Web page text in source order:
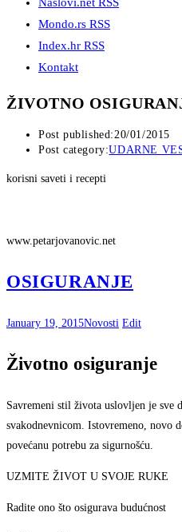
Mondo.rs RSS
Index.hr RSS
Kontakt
ŽIVOTNO
Post published:20/01/2015
Post category:UDARNE
korisni saveti i recepti
www.petarjovanovic.net
OSIGURANJE
January 19, 2015Novosti Edit
Životno osiguranje
Savremeni stil života uslovljen je sve
svakodnevnicom. Istovremeno, novo
povećanu potrebu za sigurnošću.
UZMITE ŽIVOT U SVOJE RUKE
Radite ono što osigurava budućnost